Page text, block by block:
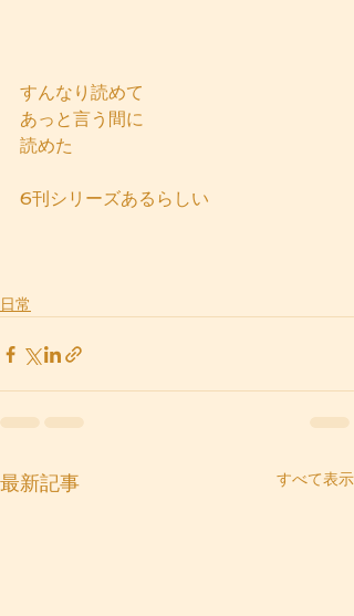
すんなり読めて
あっと言う間に
読めた
6刊シリーズあるらしい
日常
最新記事 すべて表示